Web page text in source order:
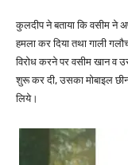
कुलदीप ने बताया कि वसीम
हमला कर दिया तथा गाली
विरोध करने पर वसीम खान व
शुरू कर दी, उसका मोबाइल
लिये।